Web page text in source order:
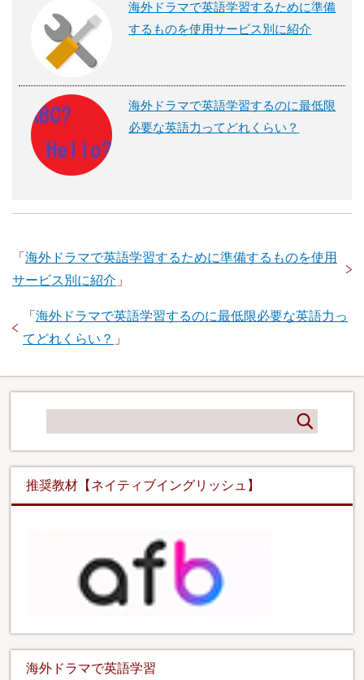
海外ドラマで英語学習するために準備
するものを使用サービス別に紹介
海外ドラマで英語学習するのに最低限
必要な英語力ってどれくらい？
「 海外ドラマで英語学習するために準備するものを使用
サービス別に紹介 」
「 海外ドラマで英語学習するのに最低限必要な英語力っ
てどれくらい？ 」
推奨教材【ネイティブイングリッシュ】
海外ドラマで英語学習